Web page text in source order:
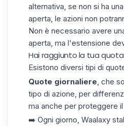
alternativa, se non si ha
aperta, le azioni non
Non è necessario avere
aperta, ma l'estensione
Hai raggiunto la tua quota
Esistono diversi tipi di
Quote giornaliere , che
tipo di azione, per
ma anche per proteggere
➡️ Ogni giorno, Waalaxy